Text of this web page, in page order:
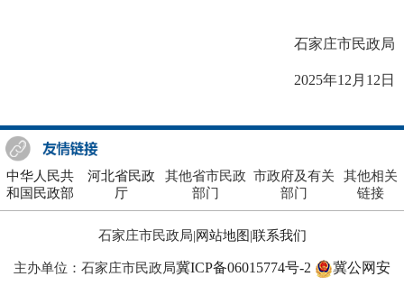
石家庄市民政局
2025年12月12日
中华人民共
和国民政部
河北省民政
厅
其他省市民政
部门
市政府及有关
部门
其他相关
链接
石家庄市民政局|网站地图|联系我们
主办单位：石家庄市民政局冀ICP备06015774号-2 冀公网安